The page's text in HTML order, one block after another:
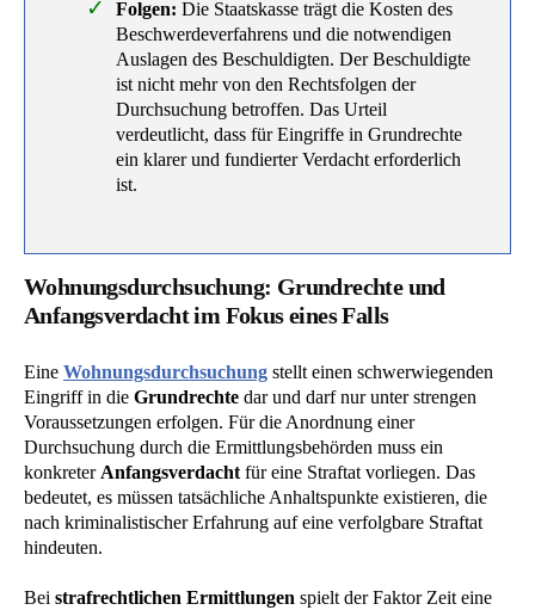
Folgen: Die Staatskasse trägt die Kosten des
Beschwerdeverfahrens und die notwendigen
Auslagen des Beschuldigten. Der Beschuldigte
ist nicht mehr von den Rechtsfolgen der
Durchsuchung betroffen. Das Urteil
verdeutlicht, dass für Eingriffe in Grundrechte
ein klarer und fundierter Verdacht erforderlich
ist.
Wohnungsdurchsuchung: Grundrechte und
Anfangsverdacht im Fokus eines Falls
Eine Wohnungsdurchsuchung stellt einen schwerwiegenden
Eingriff in die Grundrechte dar und darf nur unter strengen
Voraussetzungen erfolgen. Für die Anordnung einer
Durchsuchung durch die Ermittlungsbehörden muss ein
konkreter Anfangsverdacht für eine Straftat vorliegen. Das
bedeutet, es müssen tatsächliche Anhaltspunkte existieren, die
nach kriminalistischer Erfahrung auf eine verfolgbare Straftat
hindeuten.
Bei strafrechtlichen Ermittlungen spielt der Faktor Zeit eine